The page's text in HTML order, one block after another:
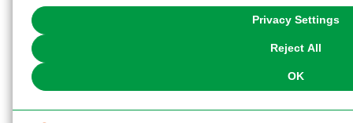
You can change your consent or rejection settings at any time via
Privacy Settings
Reject All
OK